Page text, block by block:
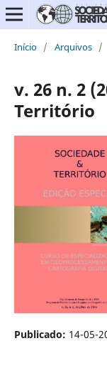
Início / Arquivos /
v. 26 n. 2
Território
Publicado: 14-05-